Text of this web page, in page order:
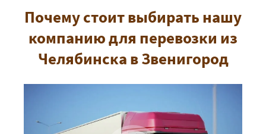
Почему стоит выбирать нашу
компанию для перевозки из
Челябинска в Звенигород